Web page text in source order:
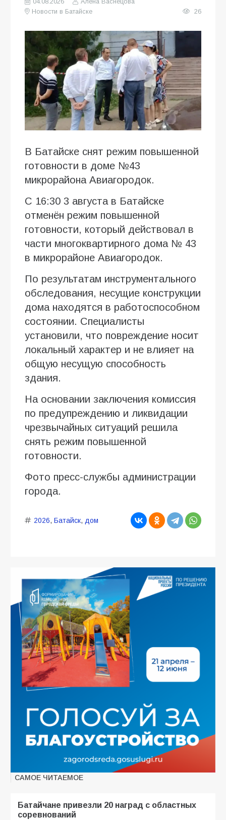
04.08.2026
Алена Васнецова
Новости в Батайске
26
В Батайске снят режим повышенной
готовности в доме №43
микрорайона Авиагородок.
С 16:30 3 августа в Батайске
отменён режим повышенной
готовности, который действовал в
части многоквартирного дома № 43
в микрорайоне Авиагородок.
По результатам инструментального
обследования, несущие конструкции
дома находятся в работоспособном
состоянии. Специалисты
установили, что повреждение носит
локальный характер и не влияет на
общую несущую способность
здания.
На основании заключения комиссия
по предупреждению и ликвидации
чрезвычайных ситуаций решила
снять режим повышенной
готовности.
Фото пресс-службы администрации
города.
2026, Батайск, дом
САМОЕ ЧИТАЕМОЕ
Батайчане привезли 20 наград с областных
соревнований